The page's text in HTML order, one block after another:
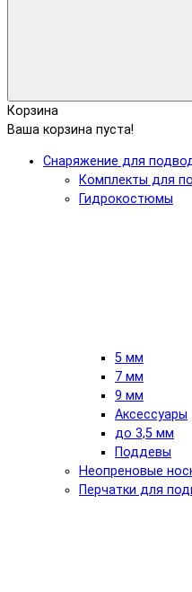
Корзина
Ваша корзина пуста!
Снаряжение для
Комплекты для
Гидрокостюмы
5 мм
7 мм
9 мм
Аксессуары
до 3,5 мм
Поддевы
Неопреновые
Перчатки для